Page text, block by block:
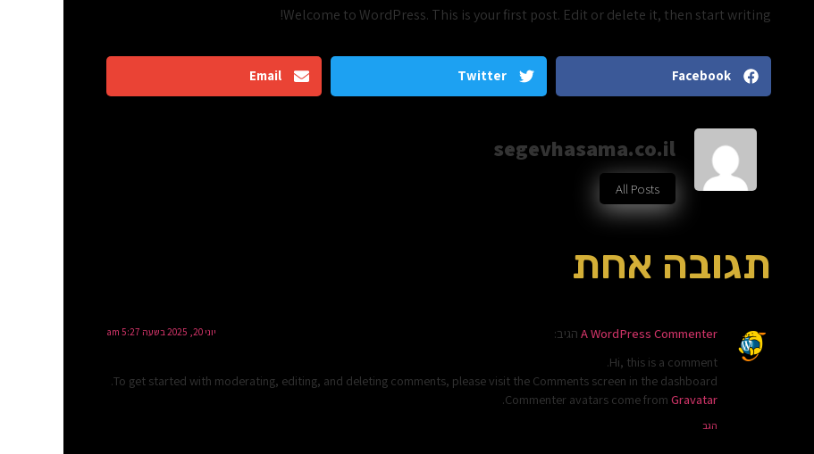
Welcome to WordPress. This is your first post. Edit or delete it, then start writing!
Facebook
Twitter
Email
segevhasama.co.il
All Posts
תגובה אחת
A WordPress Commenter הגיב: יוני 20, 2025 בשעה 5:27 am
Hi, this is a comment.
To get started with moderating, editing, and deleting comments, please visit the Comments screen in the dashboard.
Commenter avatars come from Gravatar
.
הגב